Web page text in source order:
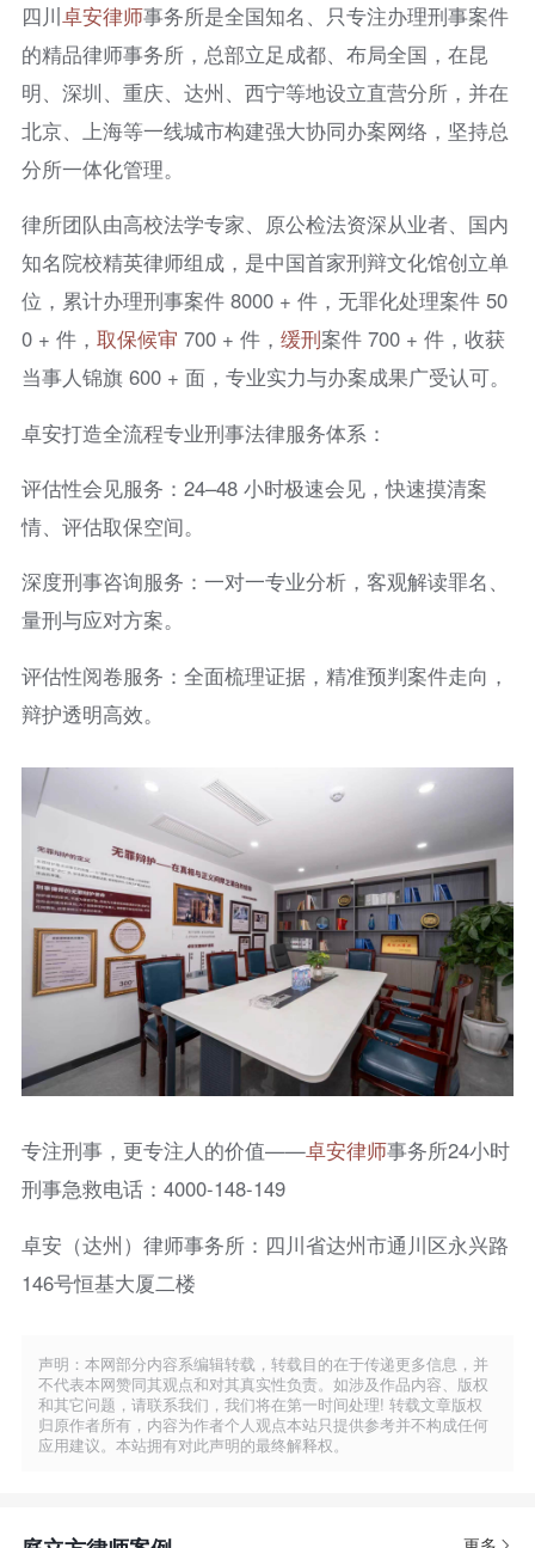
四川卓安律师事务所是全国知名、只专注办理刑事案件
的精品律师事务所，总部立足成都、布局全国，在昆
明、深圳、重庆、达州、西宁等地设立直营分所，并在
北京、上海等一线城市构建强大协同办案网络，坚持总
分所一体化管理。
律所团队由高校法学专家、原公检法资深从业者、国内
知名院校精英律师组成，是中国首家刑辩文化馆创立单
位，累计办理刑事案件 8000 + 件，无罪化处理案件 50
0 + 件， 取保候审 700 + 件， 缓刑案件 700 + 件，收获
当事人锦旗 600 + 面，专业实力与办案成果广受认可。
卓安打造全流程专业刑事法律服务体系：
评估性会见服务：24–48 小时极速会见，快速摸清案
情、评估取保空间。
深度刑事咨询服务：一对一专业分析，客观解读罪名、
量刑与应对方案。
评估性阅卷服务：全面梳理证据，精准预判案件走向，
辩护透明高效。
专注刑事，更专注人的价值——卓安律师事务所24小时
刑事急救电话：4000-148-149
卓安（达州）律师事务所：四川省达州市通川区永兴路
146号恒基大厦二楼
声明：本网部分内容系编辑转载，转载目的在于传递更多信息，并
不代表本网赞同其观点和对其真实性负责。如涉及作品内容、版权
和其它问题，请联系我们，我们将在第一时间处理! 转载文章版权
归原作者所有，内容为作者个人观点本站只提供参考并不构成任何
应用建议。本站拥有对此声明的最终解释权。